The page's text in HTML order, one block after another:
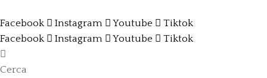
Facebook Instagram Youtube
Tiktok
Facebook
Instagram Youtube Tiktok
Cerca